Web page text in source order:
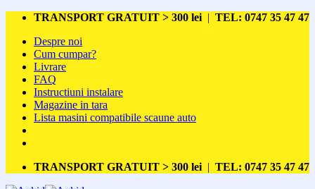
Skip
content
TRANSPORT GRATUIT > 300 lei | TEL: 0747 35 47 47
Despre noi
Cum cumpar?
Livrare
FAQ
Instructiuni instalare
Magazine in tara
Lista masini compatibile scaune auto
TRANSPORT GRATUIT > 300 lei | TEL: 0747 35 47 47